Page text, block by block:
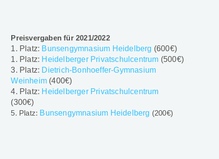
Preisvergaben für 2021/2022
1. Platz: Bunsengymnasium Heidelberg (600€)
1. Platz: Heidelberger Privatschulcentrum (500€)
3. Platz: Dietrich-Bonhoeffer-Gymnasium
Weinheim (400€)
4. Platz: Heidelberger Privatschulcentrum
(300€)
5. Platz: Bunsengymnasium Heidelberg (200€)